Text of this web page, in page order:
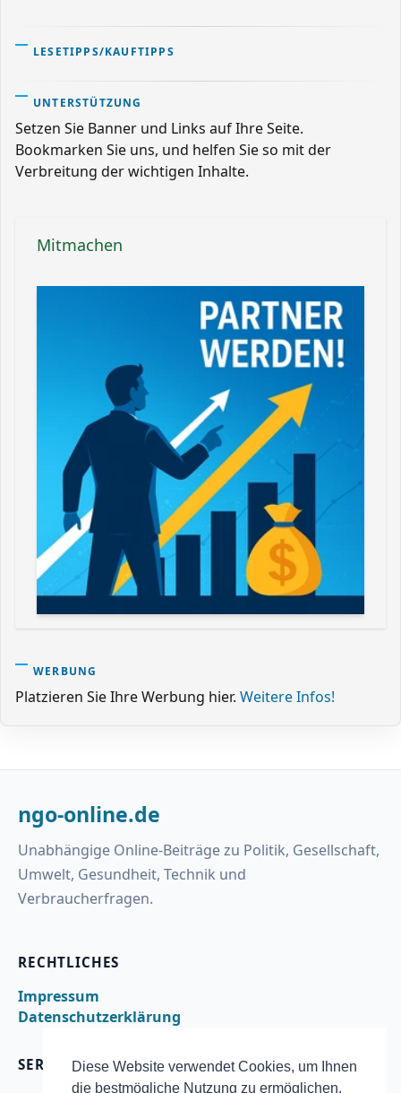
Diese Website verwendet Cookies, um Ihnen
die bestmögliche Nutzung zu ermöglichen.
LESETIPPS/KAUFTIPPS
UNTERSTÜTZUNG
Setzen Sie Banner und Links auf Ihre Seite.
Bookmarken Sie uns, und helfen Sie so mit der
Verbreitung der wichtigen Inhalte.
Mitmachen
WERBUNG
Platzieren Sie Ihre Werbung hier. Weitere Infos!
ngo-online.de
Unabhängige Online-Beiträge zu Politik, Gesellschaft,
Umwelt, Gesundheit, Technik und
Verbraucherfragen.
RECHTLICHES
Impressum
Datenschutzerklärung
SERVICE